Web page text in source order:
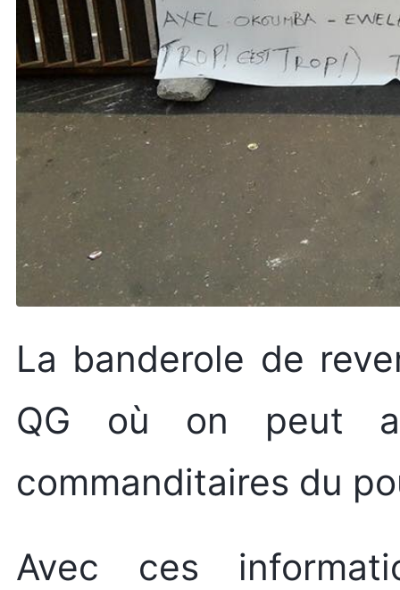
La banderole de
QG où on peut
commanditaires du
Avec ces